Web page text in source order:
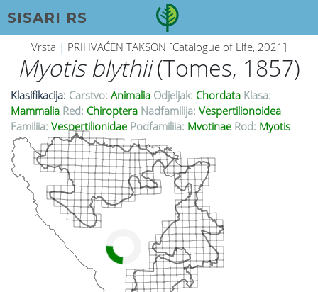
SISARI RS
Vrsta | PRIHVAĆEN TAKSON [Catalogue of Life, 2021]
Myotis blythii(Tomes, 1857)
Klasifikacija: Carstvo: Animalia Odjeljak: Chordata Klasa:
Mammalia Red: Chiroptera Nadfamilija: Vespertilionoidea
Familija: Vespertilionidae Podfamilija: Myotinae Rod: Myotis